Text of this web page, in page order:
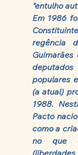
"entulho
Em 1986
regência
populares
(a atual)
1988.
Pacto
como a
no que